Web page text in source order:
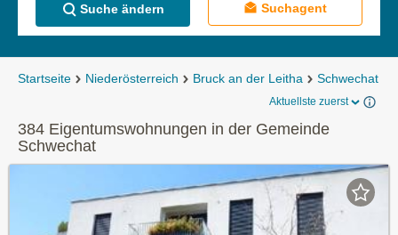
Suche ändern Suchagent
Startseite Niederösterreich Bruck an der Leitha Schwechat
Aktuellste zuerst
384 Eigentumswohnungen in der Gemeinde
Schwechat